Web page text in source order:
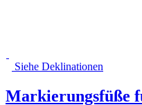
Siehe Deklinationen
Markierungsfüße